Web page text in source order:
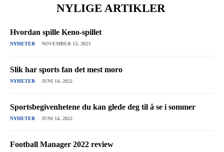
NYLIGE ARTIKLER
Hvordan spille Keno-spillet
NYHETER NOVEMBER 13, 2023
Slik har sports fan det mest moro
NYHETER JUNI 14, 2022
Sportsbegivenhetene du kan glede deg til å se i sommer
NYHETER JUNI 14, 2022
Football Manager 2022 review